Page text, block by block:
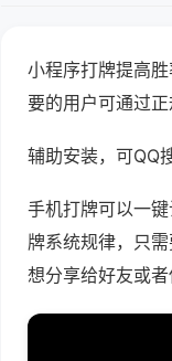
小程序打牌提高
要的用户可通过正
辅助安装，可QQ
手机打牌可以一
牌系统规律，只
想分享给好友或者